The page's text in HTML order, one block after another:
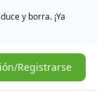
y borra. ¡Ya
Registrarse